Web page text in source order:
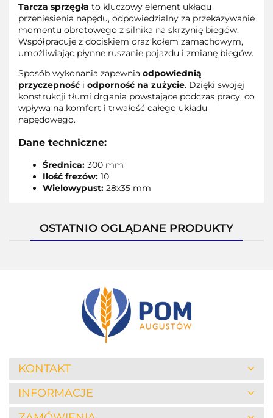
Tarcza sprzęgła to kluczowy element układu
przeniesienia napędu, odpowiedzialny za przekazywanie
momentu obrotowego z silnika na skrzynię biegów.
Współpracuje z dociskiem oraz kołem zamachowym,
umożliwiając płynne ruszanie pojazdu i zmianę biegów.
Sposób wykonania zapewnia odpowiednią
przyczepność i odporność na zużycie. Dzięki swojej
konstrukcji tłumi drgania powstające podczas pracy, co
wpływa na komfort i trwałość całego układu
napędowego.
Dane techniczne:
Średnica: 300 mm
Ilość frezów: 10
Wielowypust: 28x35 mm
OSTATNIO OGLĄDANE PRODUKTY
KONTAKT
INFORMACJE